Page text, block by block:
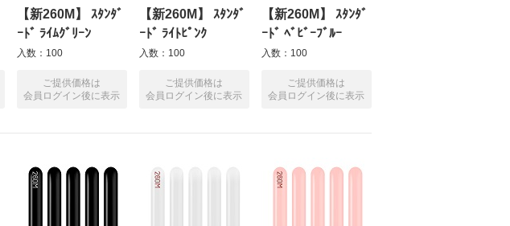
【新260M】 ｽﾀﾝﾀﾞ
ｰﾄﾞ ﾗｲﾑｸﾞﾘｰﾝ
入数：100
ご提供価格は
会員ログイン後に表示
【新260M】 ｽﾀﾝﾀﾞ
ｰﾄﾞ ﾗｲﾄﾋﾟﾝｸ
入数：100
ご提供価格は
会員ログイン後に表示
【新260M】 ｽﾀﾝﾀﾞ
ｰﾄﾞ ﾍﾞﾋﾞｰﾌﾞﾙｰ
入数：100
ご提供価格は
会員ログイン後に表示